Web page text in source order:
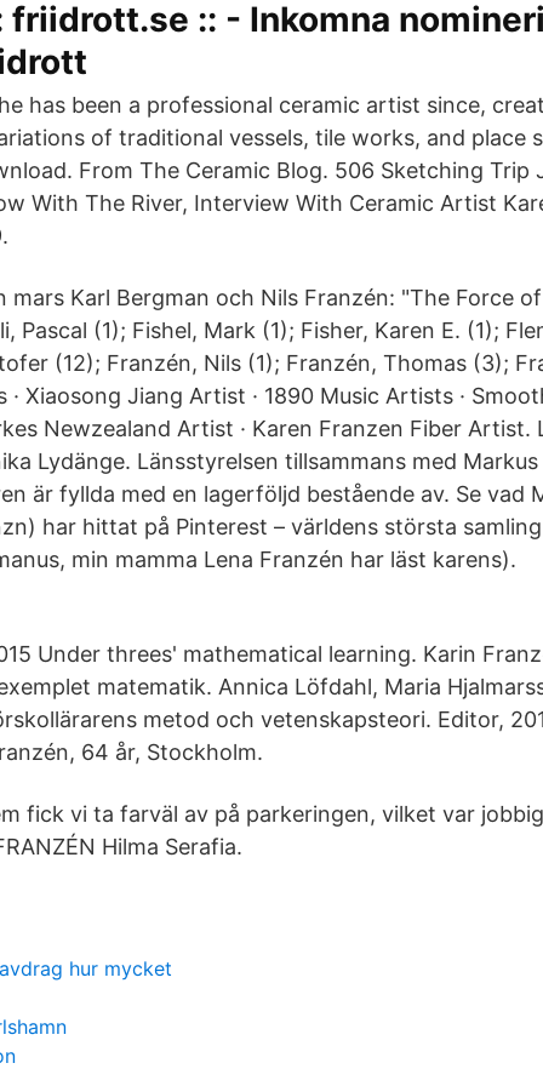
friidrott.se :: - Inkomna
has been a professional ceramic artist since,
of traditional vessels, tile works, and place
From The Ceramic Blog. 506 Sketching Trip
With The River, Interview With Ceramic Artist
Karl Bergman och Nils Franzén: "The Force
Pascal (1); Fishel, Mark (1); Fisher, Karen E. (1);
(12); Franzén, Nils (1); Franzén, Thomas (3);
Xiaosong Jiang Artist · 1890 Music Artists ·
Newzealand Artist · Karen Franzen Fiber Artist.
Lydänge. Länsstyrelsen tillsammans med
är fyllda med en lagerföljd bestående av. Se vad
har hittat på Pinterest – världens största
min mamma Lena Franzén har läst karens).
Under threes' mathematical learning. Karin
matematik. Annica Löfdahl, Maria
metod och vetenskapsteori. Editor,
64 år, Stockholm.
fick vi ta farväl av på parkeringen, vilket var
Hilma Serafia.
hur mycket